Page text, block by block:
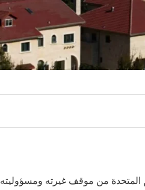
المتحدة من موقف غيرته ومسؤوليته